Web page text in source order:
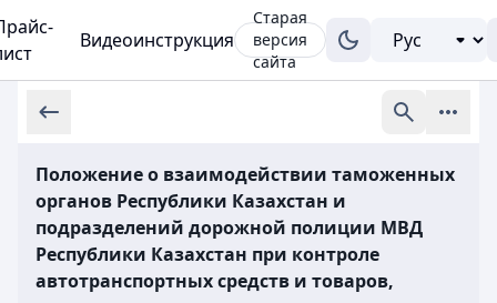
Видеоинструкция
Старая
версия
сайта
Положение о взаимодействии таможенных
органов Республики Казахстан и
подразделений дорожной полиции МВД
Республики Казахстан при контроле
автотранспортных средств и товаров,